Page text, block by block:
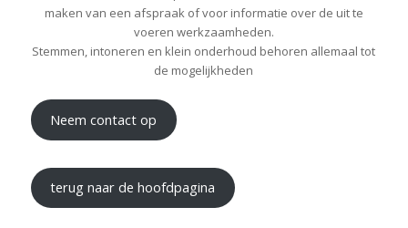
maken van een afspraak of voor informatie over de uit te
voeren werkzaamheden.
Stemmen, intoneren en klein onderhoud behoren allemaal tot
de mogelijkheden
Neem contact op
terug naar de hoofdpagina